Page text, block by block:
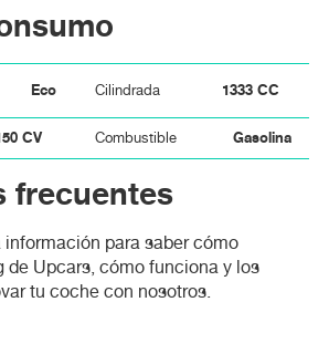
Eco Cilindrada 1333 CC
CV Combustible Gasolina
frecuentes
para saber cómo
de Upcars, cómo funciona y los
tu coche con nosotros.